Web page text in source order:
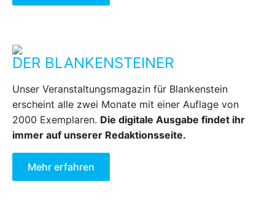
DER BLANKENSTEINER
Unser Veranstaltungsmagazin für Blankenstein
erscheint alle zwei Monate mit einer Auflage von
2000 Exemplaren. Die digitale Ausgabe findet ihr
immer auf unserer Redaktionsseite.
Mehr erfahren